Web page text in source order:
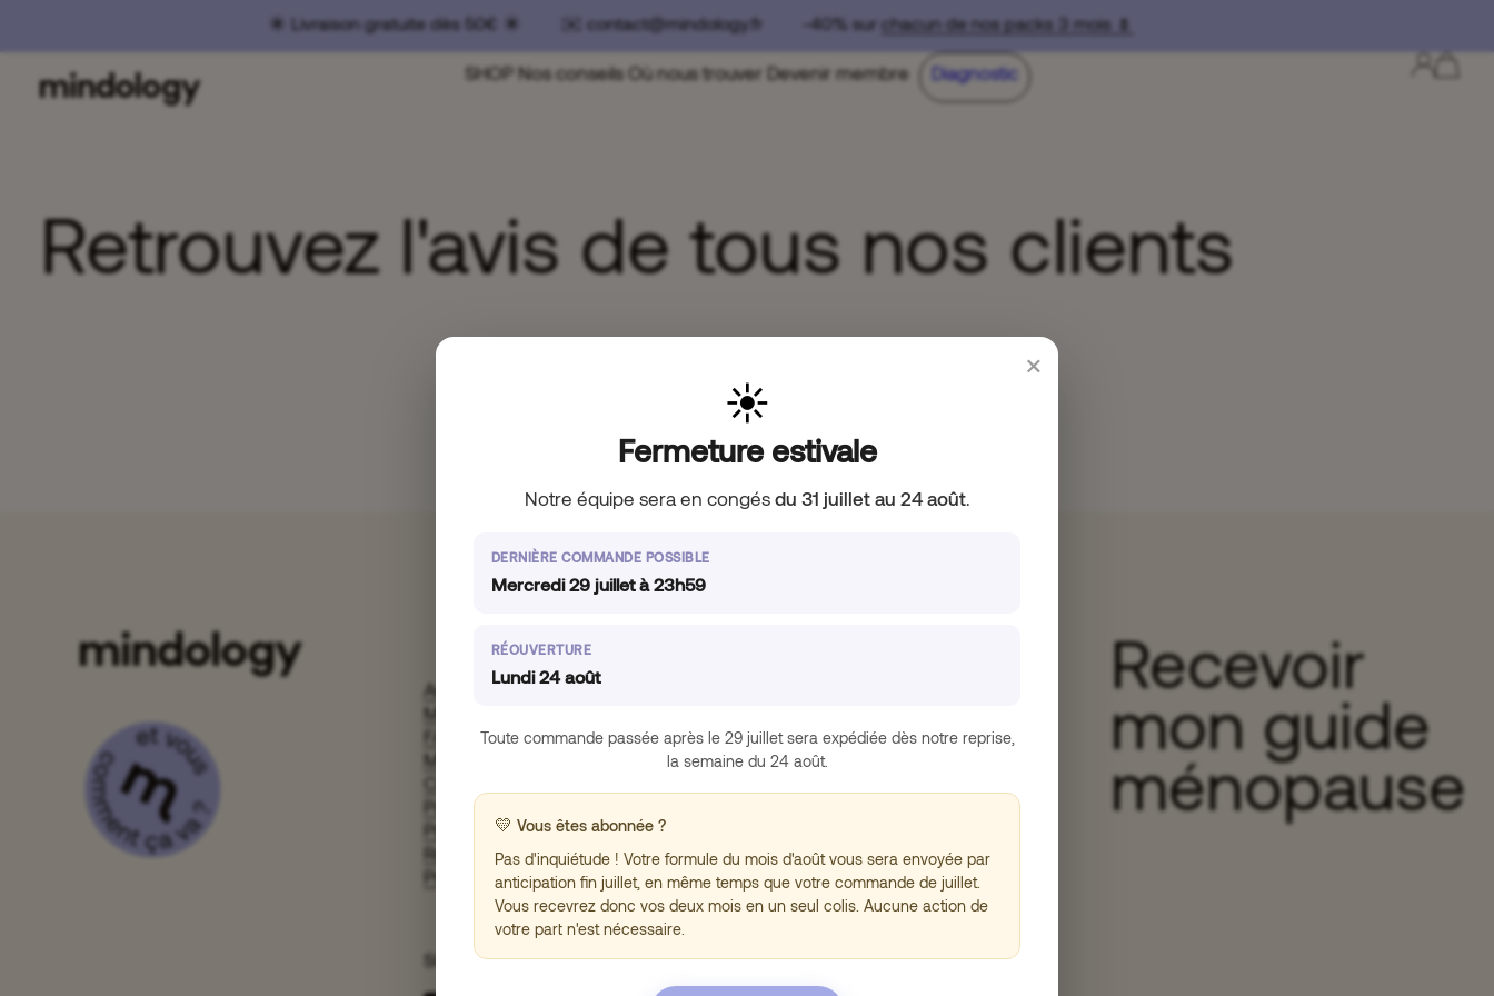
☀️ Livraison gratuite dès 50€ ☀️ ✉️ contact@mindology.fr -40% surchacun de nos packs 3 mois 🌷
SHOP Nos conseils Où nous trouver Devenir membre Diagnostic
Retrouvez l'avis de tous nos clients
Based on 80 reviews
Avis clients
Mon Compte
Mentions légales
Politique de confidentialité
Presse
Recrutement
Programme d’affiliation
SOCIAL
ménopause avec
sérénité.
CONTACT
Z.A Claude Monet, 11 à
15 rue Hans List
Recevoir
mon guide
ménopause
×
☀️
Fermeture estivale
Notre équipe sera en congés du 31 juillet au 24 août.
DERNIÈRE COMMANDE POSSIBLE
Mercredi 29 juillet à 23h59
RÉOUVERTURE
Lundi 24 août
Toute commande passée après le 29 juillet sera expédiée dès notre reprise,
la semaine du 24 août.
💛 Vous êtes abonnée ?
Pas d'inquiétude ! Votre formule du mois d'août vous sera envoyée par
anticipation fin juillet, en même temps que votre commande de juillet.
Vous recevrez donc vos deux mois en un seul colis. Aucune action de
votre part n'est nécessaire.
Pourquoi s'abonner ?
Abonnez-vous et profitez de ces avantages :